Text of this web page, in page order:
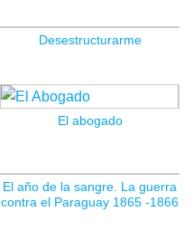
Desestructurarme
El abogado
El año de la sangre. La guerra
contra el Paraguay 1865 -1866